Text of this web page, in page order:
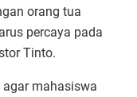
orang tua
percaya pada
Tinto.
mahasiswa